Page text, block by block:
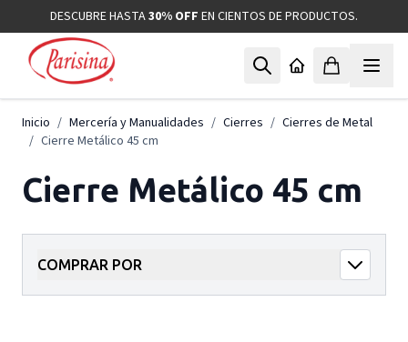
Ir al contenidoDESCUBRE HASTA30% OFF EN CIENTOS DE PRODUCTOS.
Inicio / Mercería y Manualidades / Cierres / Cierres de Metal
/ Cierre Metálico 45 cm
Cierre Metálico 45 cm
COMPRAR POR